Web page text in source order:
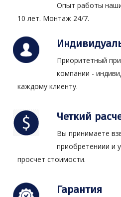
Опыт работы
10 лет. Монтаж 24/7.
Приоритетный
компании -
каждому клиенту.
Четкий
Вы принимаете
приобретениии и
просчет стоимости.
Гарантия